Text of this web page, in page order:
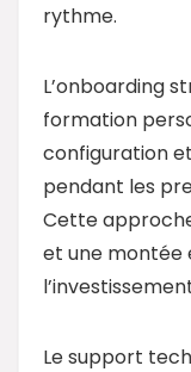
rythme.
L’onboarding
formation
configuration
pendant les
Cette
et une montée
Le support